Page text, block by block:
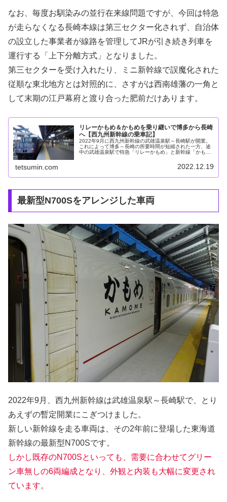
なお、毎度お馴染みの並行在来線問題ですが、今回は特急
が走らなくなる長崎本線は第三セクター化されず、自治体
の設立した事業者が線路を管理してJRが引き続き列車を
運行する「上下分離方式」となりました。
第三セクターを受け入れたり、ミニ新幹線で誤魔化された
従順な東北地方とは対照的に、さすがは西南雄藩の一角と
して末期の江戸幕府と渡り合った肥前だけあります。
リレーかもめ＆かもめを乗り継いで博多から長崎
へ【西九州新幹線の乗車記】
2022年9月に西九州新幹線の武雄温泉駅～長崎駅が開業。
これによって博多～長崎の所要時間が短縮された一方、途
中の武雄温泉駅で特急「リレーかもめ」と新幹線「かも
tetsumin.com 2022.12.19
最新型N700Sをアレンジした車両
2022年9月、西九州新幹線は武雄温泉駅～長崎駅で、とり
あえずの暫定開業にこぎつけました。
新しい新幹線を走る車両は、その2年前に登場した東海道
新幹線の最新型N700Sです。
しかし既存のN700Sといっても、需要に合わせてグリー
ン車無しの6両編成となり、外観と内装も大幅に変更され
ています。